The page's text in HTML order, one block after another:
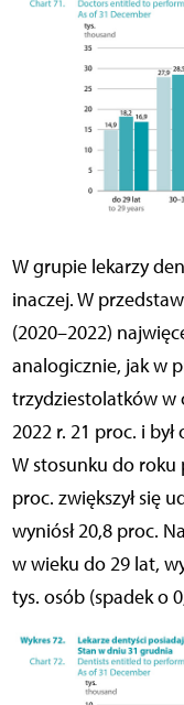
W grupie lekarzy
inaczej. W
(2020–2022)
analogicznie, jak w
trzydziestolatków w
2022 r. 21 proc. i
W stosunku do roku
proc. zwiększył się
wyniósł 20,8 proc.
w wieku do 29 lat,
tys. osób (spadek o